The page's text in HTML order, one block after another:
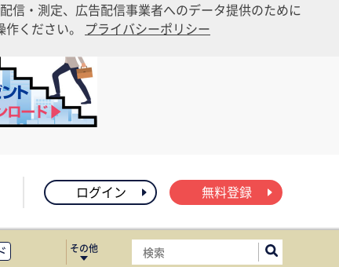
信・測定、広告配信事業者へのデータ提供のために
ください。 プライバシーポリシー
ログイン 無料登録
その他